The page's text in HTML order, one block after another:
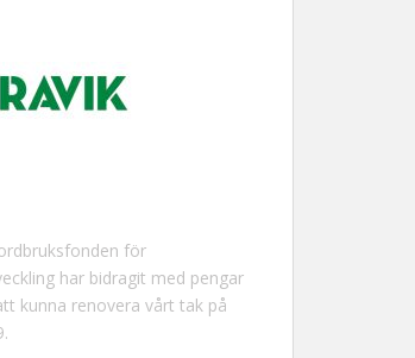
för
har bidragit med pengar
kunna renovera vårt tak på